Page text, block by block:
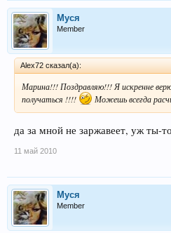
Муся
Member
Alex72 сказал(а):
Марина!!! Поздравляю!!! Я искренне
получаться !!!!
Можешь всегда
да за мной не заржавеет, уж ты-
11 май 2010
Муся
Member